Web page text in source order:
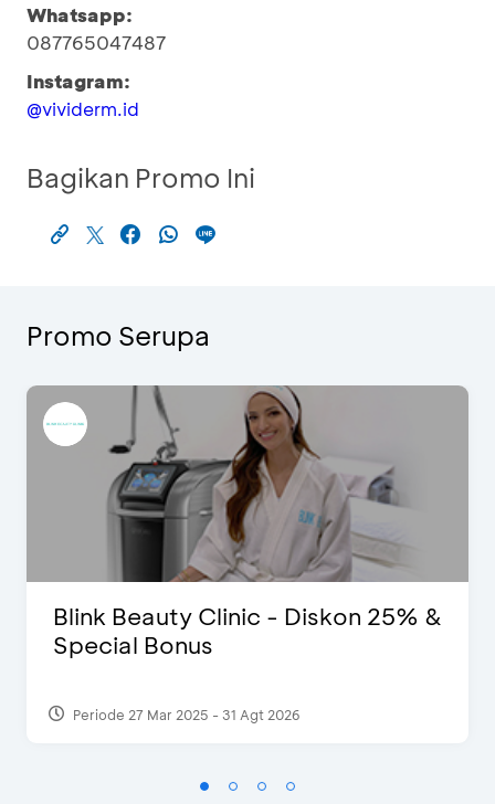
Whatsapp:
087765047487
Instagram:
@vividerm.id
Bagikan Promo Ini
Promo Serupa
Blink Beauty Clinic - Diskon 25% &
Special Bonus
Periode 27 Mar 2025 - 31 Agt 2026